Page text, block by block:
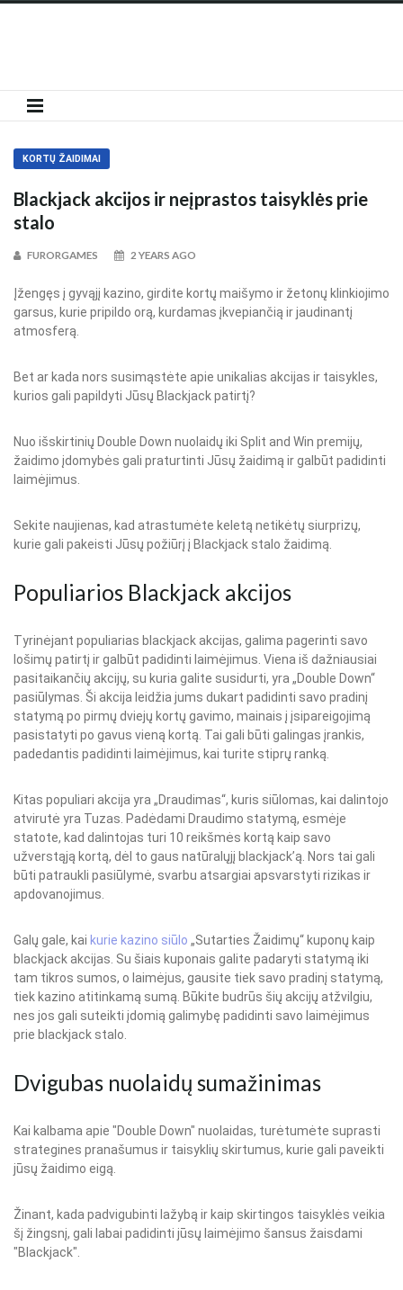
Skip
MENU
KORTŲ ŽAIDIMAI
Blackjack akcijos ir neįprastos taisyklės prie
stalo
FURORGAMES 2 YEARS AGO
Įžengęs į gyvąjį kazino, girdite kortų maišymo ir žetonų klinkiojimo
garsus, kurie pripildo orą, kurdamas įkvepiančią ir jaudinantį
atmosferą.
Bet ar kada nors susimąstėte apie unikalias akcijas ir taisykles,
kurios gali papildyti Jūsų Blackjack patirtį?
Nuo išskirtinių Double Down nuolaidų iki Split and Win premijų,
žaidimo įdomybės gali praturtinti Jūsų žaidimą ir galbūt padidinti
laimėjimus.
Sekite naujienas, kad atrastumėte keletą netikėtų siurprizų,
kurie gali pakeisti Jūsų požiūrį į Blackjack stalo žaidimą.
Populiarios Blackjack akcijos
Tyrinėjant populiarias blackjack akcijas, galima pagerinti savo
lošimų patirtį ir galbūt padidinti laimėjimus. Viena iš dažniausiai
pasitaikančių akcijų, su kuria galite susidurti, yra „Double Down“
pasiūlymas. Ši akcija leidžia jums dukart padidinti savo pradinį
statymą po pirmų dviejų kortų gavimo, mainais į įsipareigojimą
pasistatyti po gavus vieną kortą. Tai gali būti galingas įrankis,
padedantis padidinti laimėjimus, kai turite stiprų ranką.
Kitas populiari akcija yra „Draudimas“, kuris siūlomas, kai dalintojo
atvirutė yra Tuzas. Padėdami Draudimo statymą, esmėje
statote, kad dalintojas turi 10 reikšmės kortą kaip savo
užverstąją kortą, dėl to gaus natūralųjį blackjack’ą. Nors tai gali
būti patraukli pasiūlymė, svarbu atsargiai apsvarstyti rizikas ir
apdovanojimus.
Galų gale, kai kurie kazino siūlo „Sutarties Žaidimų“ kuponų kaip
blackjack akcijas. Su šiais kuponais galite padaryti statymą iki
tam tikros sumos, o laimėjus, gausite tiek savo pradinį statymą,
tiek kazino atitinkamą sumą. Būkite budrūs šių akcijų atžvilgiu,
nes jos gali suteikti įdomią galimybę padidinti savo laimėjimus
prie blackjack stalo.
Dvigubas nuolaidų sumažinimas
Kai kalbama apie "Double Down" nuolaidas, turėtumėte suprasti
strategines pranašumus ir taisyklių skirtumus, kurie gali paveikti
jūsų žaidimo eigą.
Žinant, kada padvigubinti lažybą ir kaip skirtingos taisyklės veikia
šį žingsnį, gali labai padidinti jūsų laimėjimo šansus žaisdami
"Blackjack".